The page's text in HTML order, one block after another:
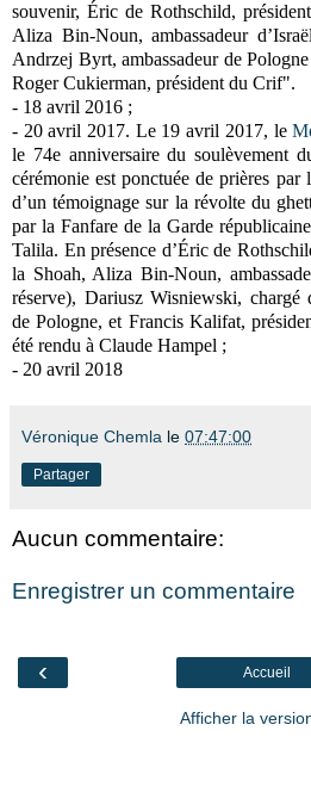
souvenir, Éric de Rothschild,
Aliza Bin-Noun, ambassadeur
Andrzej Byrt, ambassadeur de
Roger Cukierman, président du Crif".
- 18 avril 2016 ;
- 20 avril 2017. Le 19 avril 2017, le
le 74e anniversaire du soulèvement
cérémonie est ponctuée de prières
d’un témoignage sur la révolte du
par la Fanfare de la Garde
Talila. En présence d’Éric de
la Shoah, Aliza Bin-Noun,
réserve), Dariusz Wisniewski, chargé
de Pologne, et Francis Kalifat,
été rendu à Claude Hampel ;
- 20 avril 2018
Véronique Chemla le 07:47:00
Partager
Aucun commentaire:
Enregistrer un commentaire
‹ Accueil
Afficher la